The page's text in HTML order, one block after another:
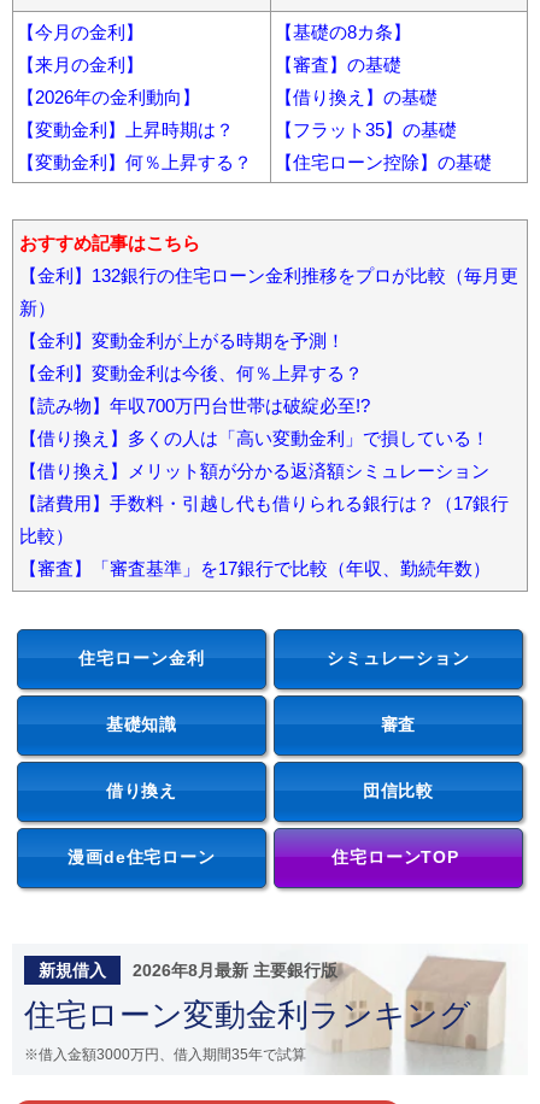
【今月の金利】
【来月の金利】
【2026年の金利動向】
【変動金利】上昇時期は？
【変動金利】何％上昇する？
【基礎の8カ条】
【審査】の基礎
【借り換え】の基礎
【フラット35】の基礎
【住宅ローン控除】の基礎
おすすめ記事はこちら
【金利】132銀行の住宅ローン金利推移をプロが比較（毎月更
新）
【金利】変動金利が上がる時期を予測！
【金利】変動金利は今後、何％上昇する？
【読み物】年収700万円台世帯は破綻必至!?
【借り換え】多くの人は「高い変動金利」で損している！
【借り換え】メリット額が分かる返済額シミュレーション
【諸費用】手数料・引越し代も借りられる銀行は？（17銀行
比較）
【審査】「審査基準」を17銀行で比較（年収、勤続年数）
住宅ローン金利 シミュレーション
基礎知識 審査
借り換え 団信比較
漫画de住宅ローン 住宅ローンTOP
新規借入 2026年8月最新 主要銀行版
住宅ローン変動金利ランキング
※借入金額3000万円、借入期間35年で試算